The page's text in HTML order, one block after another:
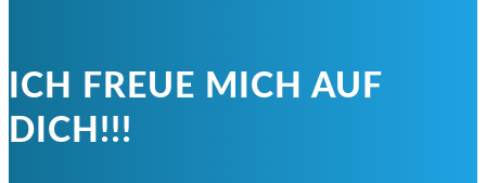
ICH FREUE MICH AUF
DICH!!!